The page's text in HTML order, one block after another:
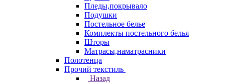
Пледы,покрывало
Подушки
Постельное белье
Комплекты постельного белья
Шторы
Матрасы,наматрасники
Полотенца
Прочий текстиль
Назад